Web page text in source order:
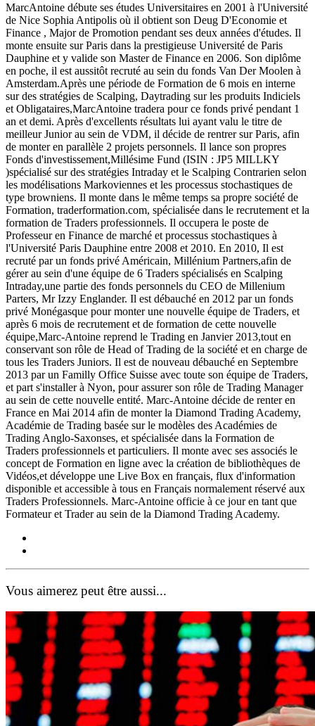
Marc­Antoine débute ses études Universitaires en 2001 à l'Université
de Nice Sophia Antipolis où il obtient son Deug D'Economie et
Finance , Major de Promotion pendant ses deux années d'études. Il
monte ensuite sur Paris dans la prestigieuse Université de Paris
Dauphine et y valide son Master de Finance en 2006. Son diplôme
en poche, il est aussitôt recruté au sein du fonds Van Der Moolen à
Amsterdam.Après une période de Formation de 6 mois en interne
sur des stratégies de Scalping, Daytrading sur les produits Indiciels
et Obligataires,Marc­Antoine tradera pour ce fonds privé pendant 1
an et demi. Après d'excellents résultats lui ayant valu le titre de
meilleur Junior au sein de VDM, il décide de rentrer sur Paris, afin
de monter en parallèle 2 projets personnels. Il lance son propres
Fonds d'investissement,Millésime Fund (ISIN : JP5 MILLKY
)spécialisé sur des stratégies Intraday et le Scalping Contrarien selon
les modélisations Markoviennes et les processus stochastiques de
type browniens. Il monte dans le même temps sa propre société de
Formation, trader­formation.com, spécialisée dans le recrutement et la
formation de Traders professionnels. Il occupera le poste de
Professeur en Finance de marché et processus stochastiques à
l'Université Paris Dauphine entre 2008 et 2010. En 2010, Il est
recruté par un fonds privé Américain, Millénium Partners,afin de
gérer au sein d'une équipe de 6 Traders spécialisés en Scalping
Intraday,une partie des fonds personnels du CEO de Millenium
Parters, Mr Izzy Englander. Il est débauché en 2012 par un fonds
privé Monégasque pour monter une nouvelle équipe de Traders, et
après 6 mois de recrutement et de formation de cette nouvelle
équipe,Marc-­Antoine reprend le Trading en Janvier 2013,tout en
conservant son rôle de Head of Trading de la société et en charge de
tous les Traders Juniors. Il est de nouveau débauché en Septembre
2013 par un Familly Office Suisse avec toute son équipe de Traders,
et part s'installer à Nyon, pour assurer son rôle de Trading Manager
au sein de cette nouvelle entité. Marc­-Antoine décide de renter en
France en Mai 2014 afin de monter la Diamond Trading Academy,
Académie de Trading basée sur le modèles des Académies de
Trading Anglo-Saxonses, et spécialisée dans la Formation de
Traders professionnels et particuliers. Il monte avec ses associés le
concept de Formation en ligne avec la création de bibliothèques de
Vidéos,et développe une Live Box en français, flux d'information
disponible et accessible à tous en Français normalement réservé aux
Traders Professionnels. Marc-Antoine officie à ce jour en tant que
Formateur et Trader au sein de la Diamond Trading Academy.
Vous aimerez peut être aussi...